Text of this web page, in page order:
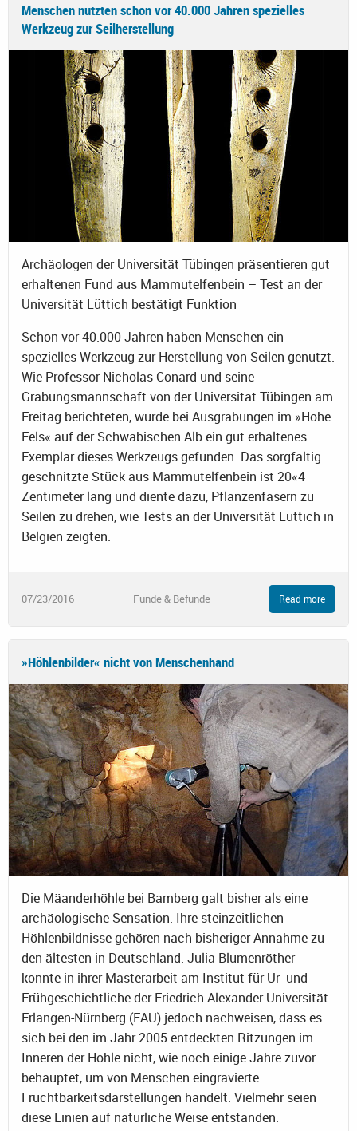
Menschen nutzten schon vor 40.000 Jahren spezielles
Werkzeug zur Seilherstellung
Archäologen der Universität Tübingen präsentieren gut
erhaltenen Fund aus Mammutelfenbein – Test an der
Universität Lüttich bestätigt Funktion
Schon vor 40.000 Jahren haben Menschen ein
spezielles Werkzeug zur Herstellung von Seilen genutzt.
Wie Professor Nicholas Conard und seine
Grabungsmannschaft von der Universität Tübingen am
Freitag berichteten, wurde bei Ausgrabungen im »Hohe
Fels« auf der Schwäbischen Alb ein gut erhaltenes
Exemplar dieses Werkzeugs gefunden. Das sorgfältig
geschnitzte Stück aus Mammutelfenbein ist 20«4
Zentimeter lang und diente dazu, Pflanzenfasern zu
Seilen zu drehen, wie Tests an der Universität Lüttich in
Belgien zeigten.
07/23/2016 Funde & Befunde Read more
»Höhlenbilder« nicht von Menschenhand
Die Mäanderhöhle bei Bamberg galt bisher als eine
archäologische Sensation. Ihre steinzeitlichen
Höhlenbildnisse gehören nach bisheriger Annahme zu
den ältesten in Deutschland. Julia Blumenröther
konnte in ihrer Masterarbeit am Institut für Ur- und
Frühgeschichtliche der Friedrich-Alexander-Universität
Erlangen-Nürnberg (FAU) jedoch nachweisen, dass es
sich bei den im Jahr 2005 entdeckten Ritzungen im
Inneren der Höhle nicht, wie noch einige Jahre zuvor
behauptet, um von Menschen eingravierte
Fruchtbarkeitsdarstellungen handelt. Vielmehr seien
diese Linien auf natürliche Weise entstanden.